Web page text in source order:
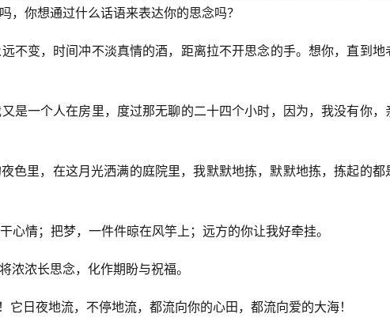
你想通过什么话语来表达你的思念吗？
不变，时间冲不淡真情的酒，距离拉不开思念的手。想你，直到地
是一个人在房里，度过那无聊的二十四个小时，因为，我没有你，
色里，在这月光洒满的庭院里，我默默地拣，默默地拣，拣起的都
心情；把梦，一件件晾在风竽上；远方的你让我好牵挂。
浓浓长思念，化作期盼与祝福。
日夜地流，不停地流，都流向你的心田，都流向爱的大海！